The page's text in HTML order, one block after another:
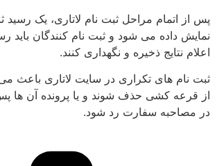
پس از اتمام مراحل ثبت نام لاتاری، یک رسید
نمایش داده می شود و ثبت نام کنندگان باید
اعلام نتایج ذخیره و نگهداری کنند.
ثبت نام های تکراری در سایت لاتاری باعث می
از قرعه کشی حذف شوند و یا پرونده آن ها
در مصاحبه سفارت رد شود.